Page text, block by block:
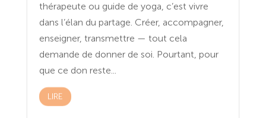
thérapeute ou guide de yoga, c’est vivre
dans l’élan du partage. Créer, accompagner,
enseigner, transmettre — tout cela
demande de donner de soi. Pourtant, pour
que ce don reste...
LIRE